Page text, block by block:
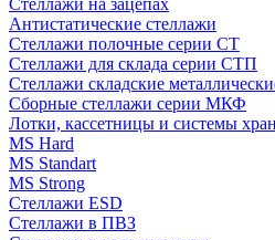
Стеллажи на зацепах
Антистатические стеллажи
Стеллажи полочные серии СТ
Стеллажи для склада серии СТП
Стеллажи складские
Сборные стеллажи серии МКФ
Лотки, кассетницы и системы
MS Hard
MS Standart
MS Strong
Стеллажи ESD
Стеллажи в ПВЗ